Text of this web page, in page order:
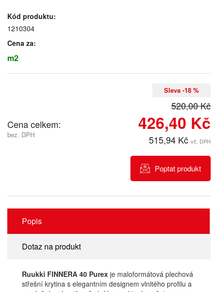
Kód produktu:
1210304
Cena za:
m2
Sleva -18 %
520,00 Kč
Cena celkem:
bez. DPH
426,40 Kč
515,94 Kč vč. DPH
Poptat produkt
Popis
Dotaz na produkt
Ruukki FINNERA 40 Purex je maloformátová plechová
střešní krytina s elegantním designem vlnitého profilu a